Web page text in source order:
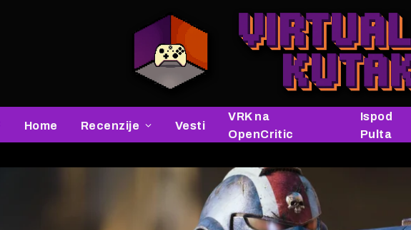
Home Recenzije Vesti
VRK na
OpenCritic
Ispod
Pulta